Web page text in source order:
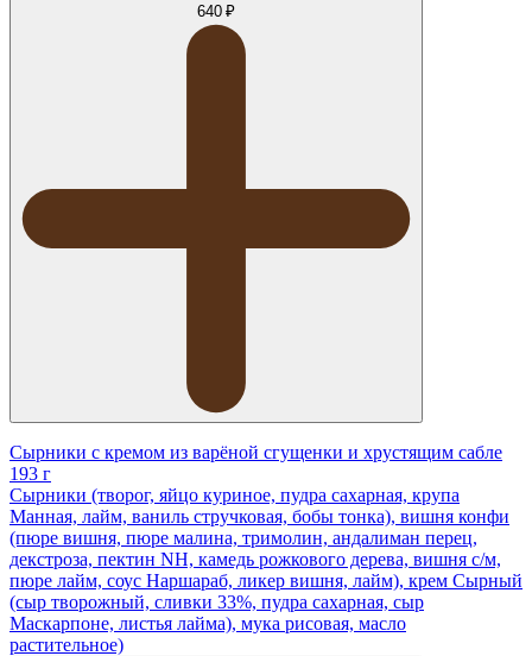
640 ₽
Сырники с кремом из варёной сгущенки и хрустящим сабле
193 г
Сырники (творог, яйцо куриное, пудра сахарная, крупа
Манная, лайм, ваниль стручковая, бобы тонка), вишня конфи
(пюре вишня, пюре малина, тримолин, андалиман перец,
декстроза, пектин NH, камедь рожкового дерева, вишня с/м,
пюре лайм, соус Наршараб, ликер вишня, лайм), крем Сырный
(сыр творожный, сливки 33%, пудра сахарная, сыр
Маскарпоне, листья лайма), мука рисовая, масло
растительное)